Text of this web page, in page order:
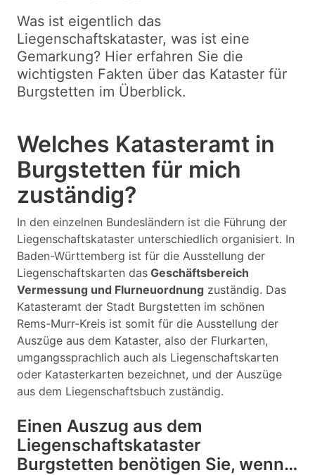
Was ist eigentlich das
Liegenschaftskataster, was ist eine
Gemarkung? Hier erfahren Sie die
wichtigsten Fakten über das Kataster für
Burgstetten im Überblick.
Welches Katasteramt in
Burgstetten für mich
zuständig?
In den einzelnen Bundesländern ist die Führung der
Liegenschaftskataster unterschiedlich organisiert. In
Baden-Württemberg ist für die Ausstellung der
Liegenschaftskarten das Geschäftsbereich
Vermessung und Flurneuordnung zuständig. Das
Katasteramt der Stadt Burgstetten im schönen
Rems-Murr-Kreis ist somit für die Ausstellung der
Auszüge aus dem Kataster, also der Flurkarten,
umgangssprachlich auch als Liegenschaftskarten
oder Katasterkarten bezeichnet, und der Auszüge
aus dem Liegenschaftsbuch zuständig.
Einen Auszug aus dem
Liegenschaftskataster
Burgstetten benötigen Sie, wenn…